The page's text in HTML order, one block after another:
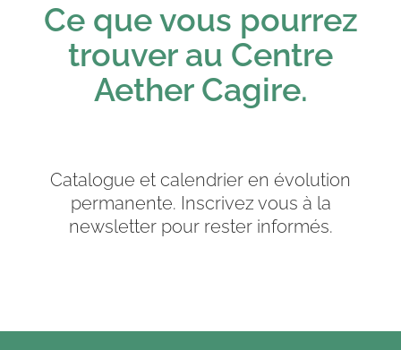
Ce que vous pourrez
trouver au Centre
Aether Cagire.
Catalogue et calendrier en évolution
permanente. Inscrivez vous à la
newsletter pour rester informés.